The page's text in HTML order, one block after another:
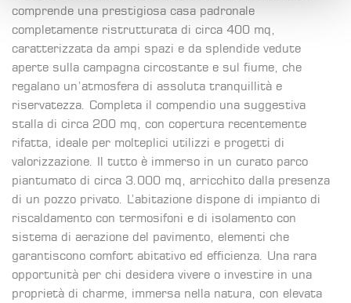
comprende una prestigiosa casa padronale
completamente ristrutturata di circa 400 mq,
caratterizzata da ampi spazi e da splendide vedute
aperte sulla campagna circostante e sul fiume, che
regalano un’atmosfera di assoluta tranquillità e
riservatezza. Completa il compendio una suggestiva
stalla di circa 200 mq, con copertura recentemente
rifatta, ideale per molteplici utilizzi e progetti di
valorizzazione. Il tutto è immerso in un curato parco
piantumato di circa 3.000 mq, arricchito dalla presenza
di un pozzo privato. L’abitazione dispone di impianto di
riscaldamento con termosifoni e di isolamento con
sistema di aerazione del pavimento, elementi che
garantiscono comfort abitativo ed efficienza. Una rara
opportunità per chi desidera vivere o investire in una
proprietà di charme, immersa nella natura, con elevata